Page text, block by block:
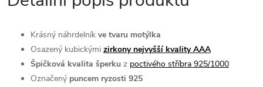
Krásný náhrdelník ve tvaru motýlka
Osazený kubickými zirkony nejvyšší kvality AAA
Špičková kvalita šperku z poctivého stříbra 925/1000
Označený puncem ryzosti 925